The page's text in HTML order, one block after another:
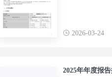
2026-03-24
2025年年度报